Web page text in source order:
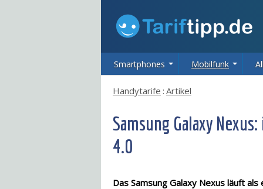
Smartphones Mobilfunk
Handytarife : Artikel
Samsung Galaxy
4.0
Das Samsung Galaxy Nexus läuft